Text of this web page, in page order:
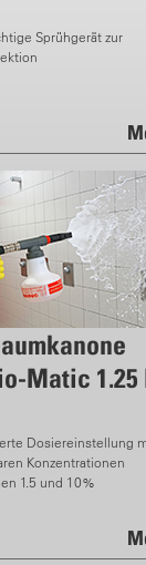
Sprühgerät zur
Matic 1.25
Dosiereinstellung
Konzentrationen
1.5 und 10%